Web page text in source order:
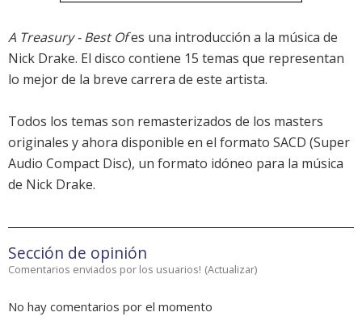
A Treasury - Best Ofes una introducción a la música de
Nick Drake. El disco contiene 15 temas que representan
lo mejor de la breve carrera de este artista.
Todos los temas son remasterizados de los masters
originales y ahora disponible en el formato SACD (Super
Audio Compact Disc), un formato idóneo para la música
de Nick Drake.
Sección de opinión
Comentarios enviados por los usuarios! (Actualizar)
No hay comentarios por el momento